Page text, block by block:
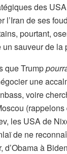
des USA
l’Iran de ses
pourtant,
sauveur de la
que Trump
une
voire
les USA de
de ne
d’Obama à